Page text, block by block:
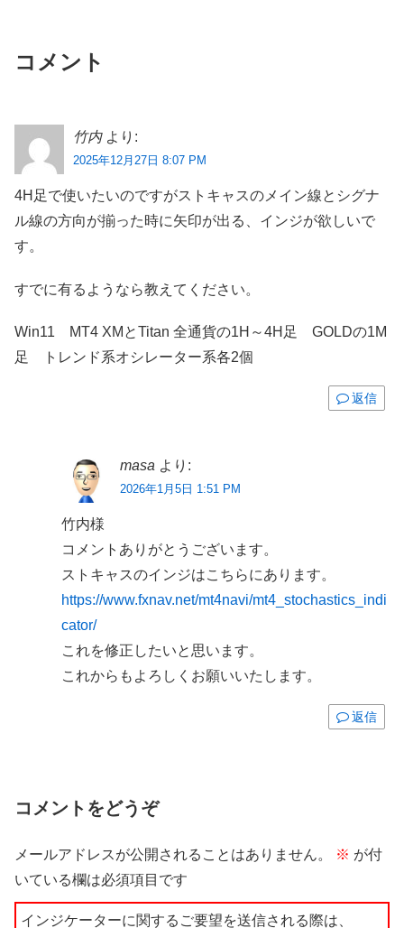
コメント
竹内 より:
2025年12月27日 8:07 PM
4H足で使いたいのですがストキャスのメイン線とシグナ
ル線の方向が揃った時に矢印が出る、インジが欲しいで
す。
すでに有るようなら教えてください。
Win11 MT4 XMとTitan 全通貨の1H～4H足 GOLDの1M
足 トレンド系オシレーター系各2個
返信
masa より:
2026年1月5日 1:51 PM
竹内様
コメントありがとうございます。
ストキャスのインジはこちらにあります。
https://www.fxnav.net/mt4navi/mt4_stochastics_indi
cator/
これを修正したいと思います。
これからもよろしくお願いいたします。
返信
コメントをどうぞ
メールアドレスが公開されることはありません。 ※ が付
いている欄は必須項目です
インジケーターに関するご要望を送信される際は、